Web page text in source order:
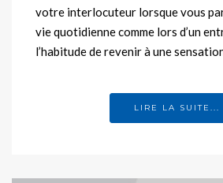
votre interlocuteur lorsque vous
vie quotidienne comme lors d’un
l’habitude de revenir à une
LIRE LA SUITE...